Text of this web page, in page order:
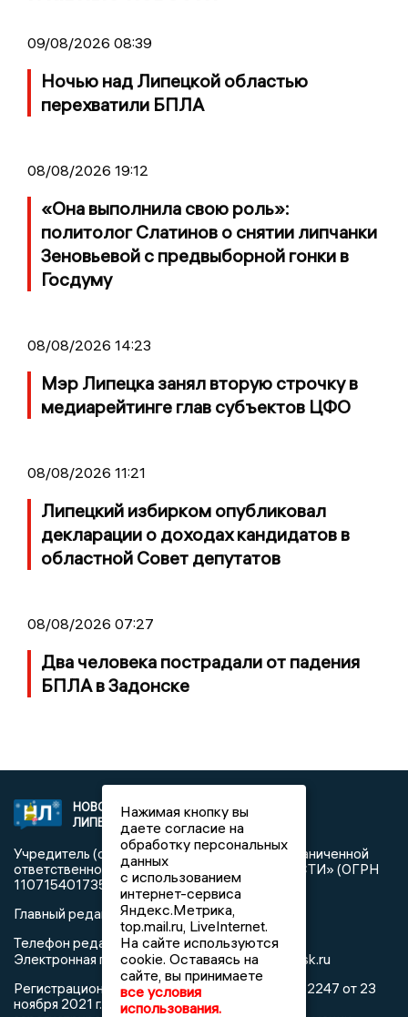
09/08/2026 08:39
Ночью над Липецкой областью
перехватили БПЛА
08/08/2026 19:12
«Она выполнила свою роль»:
политолог Слатинов о снятии липчанки
Зеновьевой с предвыборной гонки в
Госдуму
08/08/2026 14:23
Мэр Липецка занял вторую строчку в
медиарейтинге глав субъектов ЦФО
08/08/2026 11:21
Липецкий избирком опубликовал
декларации о доходах кандидатов в
областной Совет депутатов
08/08/2026 07:27
Два человека пострадали от падения
БПЛА в Задонске
НОВОСТИ
ЛИПЕЦКА
2021 © NEWSLIPETSK.RU | СИ
«Новости Липецка»
Учредитель (соучредители): Общество с ограниченной
ответственностью «РЕГИОНАЛЬНЫЕ НОВОСТИ» (ОГРН
1107154017354)
Главный редактор: Герцог Е.Г.
Телефон редакции: +7 903 699 9427
Электронная почта редакции:info@newslipetsk.ru
Регистрационный номер: серия Эл № ФС77-82247 от 23
ноября 2021 г. согласно выписке из реестра
Нажимая кнопку вы
даете согласие на
обработку персональных
данных
с использованием
интернет-сервиса
Яндекс.Метрика,
top.mail.ru, LiveInternet.
На сайте используются
cookie. Оставаясь на
сайте, вы принимаете
все условия
использования.